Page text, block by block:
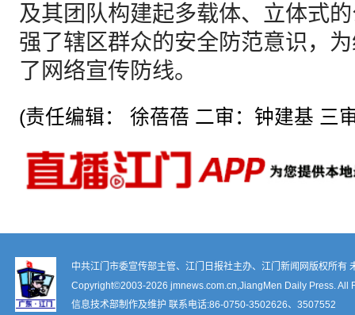
及其团队构建起多载体、立体式
强了辖区群众的安全防范意识，
了网络宣传防线。
(责任编辑： 徐蓓蓓 二审：钟建基 三
中共江门市委宣传部主管、江门日报社主办、江门新闻网版权所有
Copyright©2003-2026 jmnews.com.cn,JiangMen Daily Press. All
信息技术部制作及维护 联系电话:86-0750-3502626、3507552